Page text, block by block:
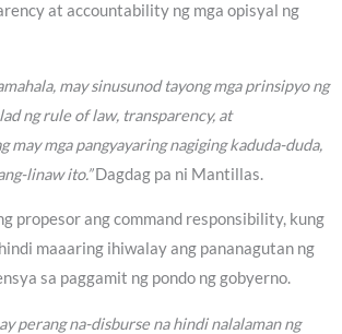
at accountability ng mga opisyal ng
may sinusunod tayong mga prinsipyo ng
ng rule of law, transparency, at
may mga pangyayaring nagiging kaduda-duda,
linaw ito.”Dagdag pa ni Mantillas.
propesor ang command responsibility, kung
maaaring ihiwalay ang pananagutan ng
sa paggamit ng pondo ng gobyerno.
perang na-disburse na hindi nalalaman ng